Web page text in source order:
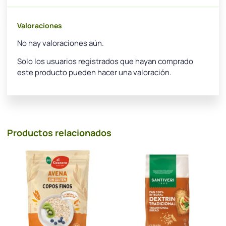
Valoraciones
No hay valoraciones aún.
Solo los usuarios registrados que hayan comprado
este producto pueden hacer una valoración.
Productos relacionados